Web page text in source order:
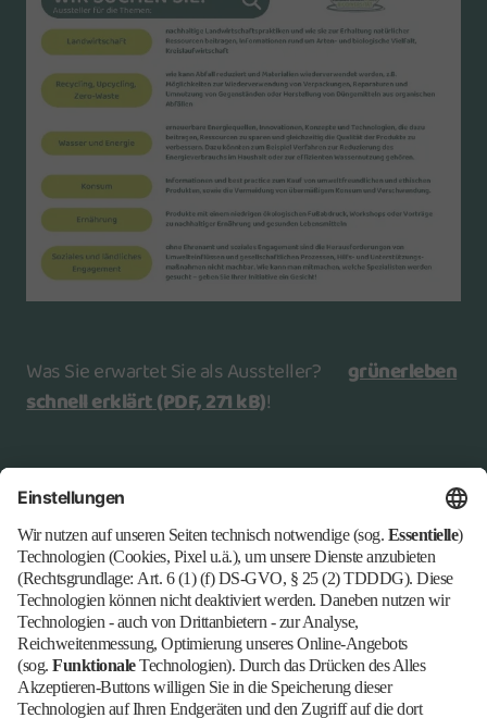
Was Sie erwartet Sie als Aussteller?
grünerleben
schnell erklärt(PDF, 271 kB)!
Sie haben allgemeine Fragen zur Themenwelt
grünerleben
karen.raupach@messe-berlin.de
+49 (0)30 3038 2106